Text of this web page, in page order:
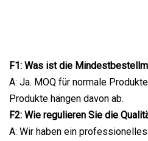
F1: Was ist die
A: Ja. MOQ für normale
Produkte hängen davon ab.
F2: Wie regulieren Sie die
A: Wir haben ein